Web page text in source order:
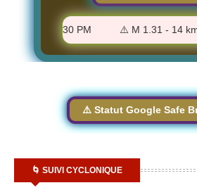
- 1:31:30 PM ⚠️ M 1.31 - 14 km
⚠️ Statut Google Safe
🌀 SUIVI CYCLONIQUE